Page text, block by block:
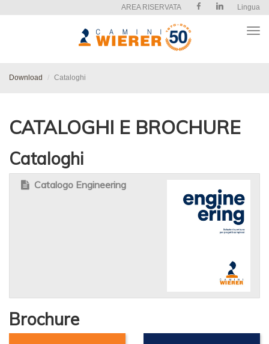
AREA RISERVATA Lingua
Apri
Download Cataloghi
CATALOGHI E BROCHURE
Cataloghi
Catalogo Engineering
Brochure